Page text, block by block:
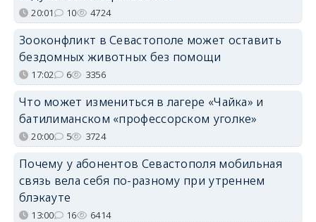
20:01 10 4724
Зооконфликт в Севастополе может оставить
бездомных животных без помощи
17:02 6 3356
Что может измениться в лагере «Чайка» и
батилиманском «профессорском уголке»
20:00 5 3724
Почему у абонентов Севастополя мобильная
связь вела себя по-разному при утреннем
блэкауте
13:00 16 6414